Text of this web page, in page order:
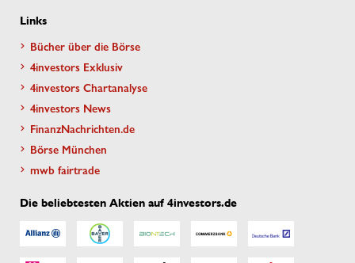
Links
Bücher über die Börse
4investors Exklusiv
4investors Chartanalyse
4investors News
FinanzNachrichten.de
Börse München
mwb fairtrade
Die beliebtesten Aktien auf 4investors.de